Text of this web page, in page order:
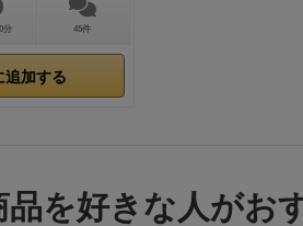
分 45件
追加する
品を好きな人がお